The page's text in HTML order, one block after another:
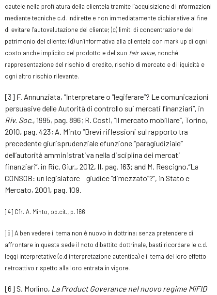
cautele nella profilatura della clientela tramite l’acquisizione di informazioni
mediante tecniche c.d. indirette e non immediatamente dichiarative al fine
di evitare l’autovalutazione del cliente; (c) limiti di concentrazione del
patrimonio del cliente; (d) un’informativa alla clientela con mark up di ogni
costo anche implicito del prodotto e del suo fair value, nonché
rappresentazione del rischio di credito, rischio di mercato e di liquidità e
ogni altro rischio rilevante.
[3] F. Annunziata, “Interpretare o “legiferare”? Le comunicazioni
persuasive delle Autorità di controllo sui mercati finanziari”, in
Riv. Soc., 1995, pag. 896; R. Costi, “Il mercato mobiliare”, Torino,
2010, pag. 423; A. Minto “Brevi riflessioni sul rapporto tra
precedente giurisprudenziale efunzione “paragiudiziale”
dell’autorità amministrativa nella disciplina dei mercati
finanziari”, in Ric. Giur., 2012, II, pag. 163; and M. Rescigno,”La
CONSOB: un legislatore – giudice “dimezzato”?”, in Stato e
Mercato, 2001, pag. 109.
[4] Cfr. A. Minto, op.cit., p. 166
[5]A ben vedere il tema non è nuovo in dottrina: senza pretendere di
affrontare in questa sede il noto dibattito dottrinale, basti ricordare le c.d.
leggi interpretative (c.d interpretazione autentica) e il tema del loro effetto
retroattivo rispetto alla loro entrata in vigore.
[6] S. Morlino, La Product Goverance nel nuovo regime MiFID